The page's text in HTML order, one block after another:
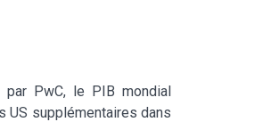
PwC, le PIB mondial
US supplémentaires dans